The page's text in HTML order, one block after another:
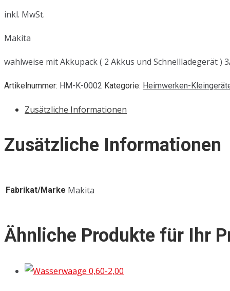
inkl. MwSt.
Makita
wahlweise mit Akkupack ( 2 Akkus und Schnellladegerät )
Artikelnummer: HM-K-0002 Kategorie: Heimwerken-
Zusätzliche Informationen
Zusätzliche Informationen
Fabrikat/Marke Makita
Ähnliche Produkte für Ihr